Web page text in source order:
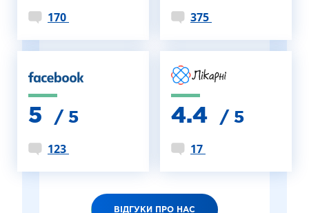
170 375
5 / 5
123
4.4 / 5
17
ВІДГУКИ ПРО НАС